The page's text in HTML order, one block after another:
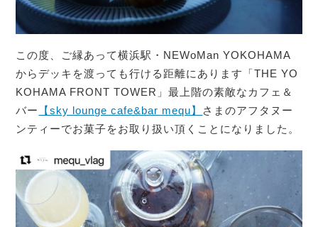
この度、ご縁あって横浜駅・NEWoMan YOKOHAMA
からデッキを渡っても行ける距離にあります「THE YO
KOHAMA FRONT TOWER」最上階の素敵なカフェ＆
バー
【sky lounge cafe&bar mequ】 さまのアフタヌー
ンティーでお菓子をお取り扱い頂くことになりました。